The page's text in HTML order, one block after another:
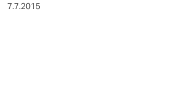
7.7.2015